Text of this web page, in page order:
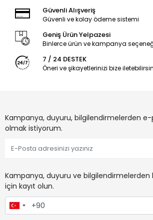
Güvenli Alışveriş
Güvenli ve kolay ödeme sistemi
Geniş Ürün Yelpazesi
Binlerce ürün ve kampanya
7 / 24 DESTEK
Öneri ve şikayetlerinizi bize
Kampanya, duyuru, bilgilendirmelerden
olmak istiyorum.
Kampanya, duyuru ve
için kayıt olun.